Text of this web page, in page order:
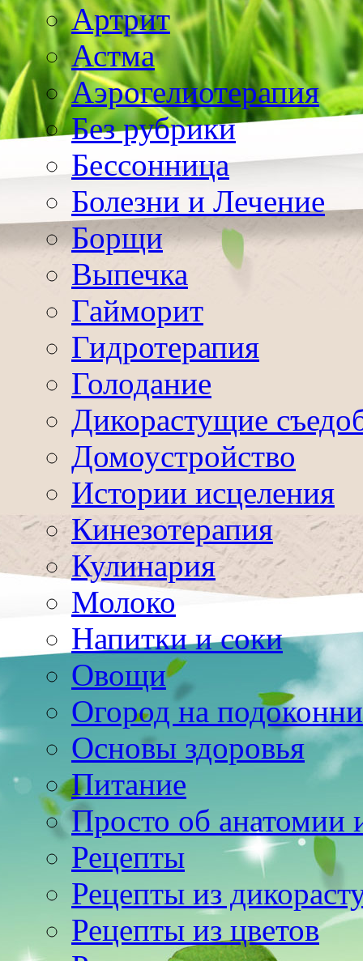
Артрит
Астма
Аэрогелиотерапия
Без рубрики
Бессонница
Болезни и Лечение
Борщи
Выпечка
Гайморит
Гидротерапия
Голодание
Дикорастущие
Домоустройство
Истории исцеления
Кинезотерапия
Кулинария
Молоко
Напитки и соки
Овощи
Огород на
Основы здоровья
Питание
Просто об анатомии
Рецепты
Рецепты из
Рецепты из цветов